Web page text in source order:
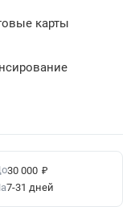
карты
30 000 ₽
7-31 дней